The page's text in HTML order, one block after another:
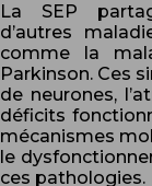
La SEP
d’autres
comme la
Parkinson. Ces
de neurones,
déficits
mécanismes
le
ces pathologies.